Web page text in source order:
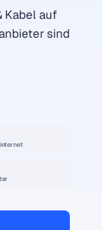
Kabel auf
sind